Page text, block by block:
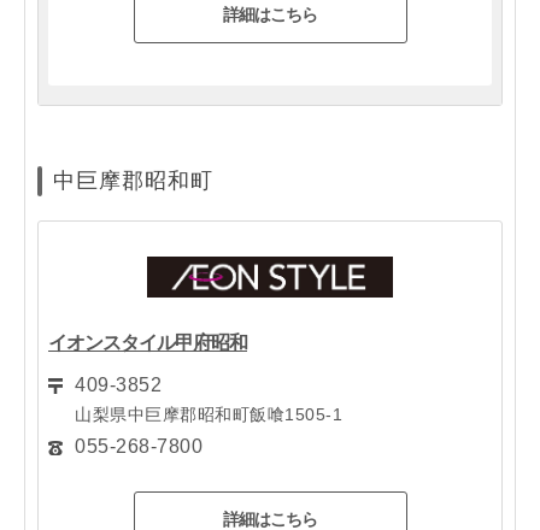
詳細はこちら
中巨摩郡昭和町
イオンスタイル甲府昭和
409-3852
山梨県中巨摩郡昭和町飯喰1505-1
055-268-7800
詳細はこちら